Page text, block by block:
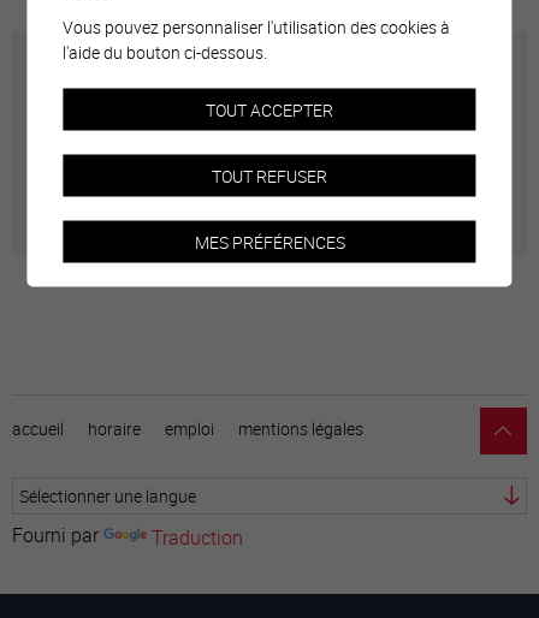
Carte interactive
Géolocalisation de tous les points d'intérêt de la Ville
accueil horaire emploi mentions légales
Fourni par Traduction
Vous pouvez personnaliser l'utilisation des cookies à
l'aide du bouton ci-dessous.
TOUT ACCEPTER
TOUT REFUSER
MES PRÉFÉRENCES